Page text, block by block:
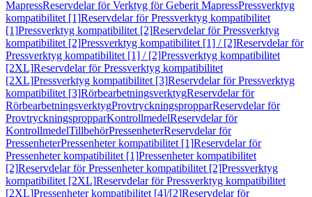
MapressReservdelar för Verktyg för Geberit MapressPressverktyg
kompatibilitet [1]Reservdelar för Pressverktyg kompatibilitet
[1]Pressverktyg kompatibilitet [2]Reservdelar för Pressverktyg
kompatibilitet [2]Pressverktyg kompatibilitet [1] / [2]Reservdelar för
Pressverktyg kompatibilitet [1] / [2]Pressverktyg kompatibilitet
[2XL]Reservdelar för Pressverktyg kompatibilitet
[2XL]Pressverktyg kompatibilitet [3]Reservdelar för Pressverktyg
kompatibilitet [3]RörbearbetningsverktygReservdelar för
RörbearbetningsverktygProvtryckningspropparReservdelar för
ProvtryckningspropparKontrollmedelReservdelar för
KontrollmedelTillbehörPressenheterReservdelar för
PressenheterPressenheter kompatibilitet [1]Reservdelar för
Pressenheter kompatibilitet [1]Pressenheter kompatibilitet
[2]Reservdelar för Pressenheter kompatibilitet [2]Pressverktyg
kompatibilitet [2XL]Reservdelar för Pressverktyg kompatibilitet
[2XL]Pressenheter kompatibilitet [4]/[2]Reservdelar för